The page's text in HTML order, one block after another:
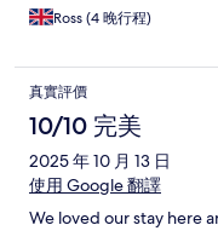
Ross (4 晚行程)
真實評價
10/10 完美
2025 年 10 月 13 日
使用 Google 翻譯
We loved our stay here